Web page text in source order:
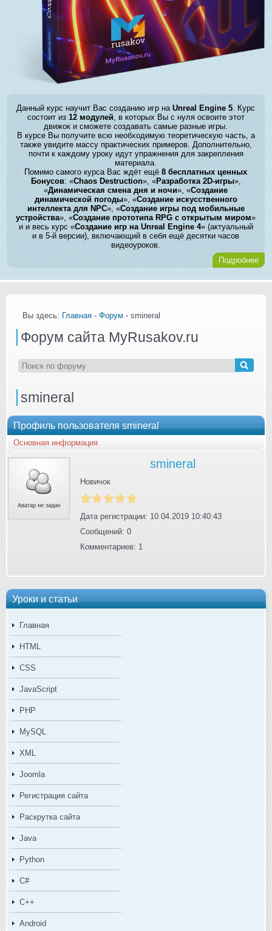
Данный курс научит Вас созданию игр наUnreal Engine 5 . Курс
состоит из 12 модулей, в которых Вы с нуля освоите этот
движок и сможете создавать самые разные игры.
В курсе Вы получите всю необходимую теоретическую часть, а
также увидите массу практических примеров. Дополнительно,
почти к каждому уроку идут упражнения для закрепления
материала.
Помимо самого курса Вас ждёт ещё8 бесплатных ценных
Бонусов: «Chaos Destruction», «Разработка 2D-игры»,
«Динамическая смена дня и ночи», «Создание
динамической погоды», «Создание искусственного
интеллекта для NPC», «Создание игры под мобильные
устройства», «Создание прототипа RPG с открытым миром»
и и весь курс «Создание игр на Unreal Engine 4» (актуальный
и в 5-й версии), включающий в себя ещё десятки часов
видеоуроков.
Подробнее
Уроки и статьи
Главная
HTML
CSS
JavaScript
PHP
MySQL
XML
Joomla
Регистрация сайта
Раскрутка сайта
Java
Python
C#
C++
Android
Вы здесь: Главная - Форум - smineral
Форум сайта MyRusakov.ru
smineral
Профиль пользователя smineral
Основная информация
smineral
Новичок
Дата регистрации: 10.04.2019 10:40:43
Сообщений: 0
Комментариев: 1